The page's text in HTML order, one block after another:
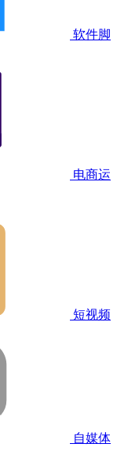
软件脚
电商运
短视频
自媒体